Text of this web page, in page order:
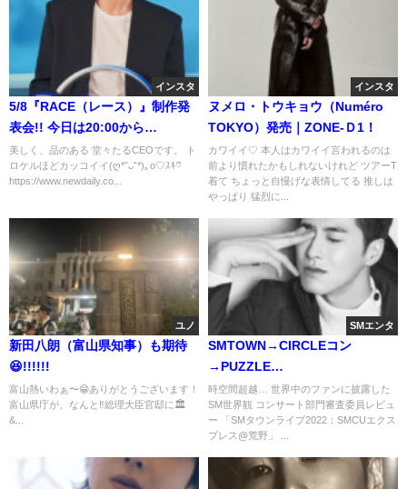
インスタ
5/8『RACE（レース）』制作発
表会!! 今日は20:00から
WORKSHOPスペシャルショー☆
彡
美しく、品のある 堂々たるCEOです。 ト
ロケルほどカッコイイ(ღ*ˇᴗˇ*)｡o♡ｽｷ♡
https://www.newdaily.co...
インスタ
ヌメロ・トウキョウ（Numéro
TOKYO）発売｜ZONE-Ｄ1！
カワイイ♡ 本人はカワイイ言われるのは
前より慣れたかもしれないけれど ツアーT
着て ちょっと自慢げな表情してる 推しは
やっぱり 猛烈に...
ユノ
新田八朗（富山県知事）も期待
😆!!!!!!
富山熱いわぁ〜😁ありがとうございます！
富山県庁が、なんと‼️総理大臣官邸に🏛
&...
SMエンタ
SMTOWN→CIRCLEコン
→PUZZLE…
時空間超越… 世界中のファンに披露した
SM世界観 コンサート部門審査委員レビュ
ー 「SMタウンライブ2022：SMCUエクス
プレス@荒野」 ...